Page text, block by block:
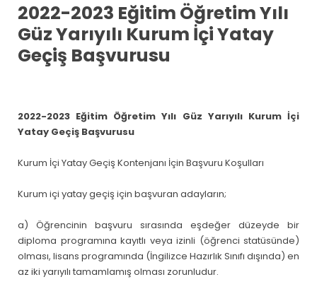
2022-2023 Eğitim Öğretim Yılı
Güz Yarıyılı Kurum İçi Yatay
Geçiş Başvurusu
2022-2023 Eğitim Öğretim Yılı Güz Yarıyılı Kurum İçi
Yatay Geçiş Başvurusu
Kurum İçi Yatay Geçiş Kontenjanı İçin Başvuru Koşulları
Kurum içi yatay geçiş için başvuran adayların;
a) Öğrencinin başvuru sırasında eşdeğer düzeyde bir
diploma programına kayıtlı veya izinli (öğrenci statüsünde)
olması, lisans programında (İngilizce Hazırlık Sınıfı dışında) en
az iki yarıyılı tamamlamış olması zorunludur.